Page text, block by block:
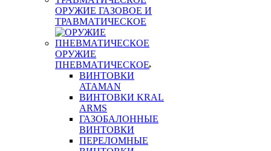
ОРУЖИЕ ГАЗОВОЕ И
ТРАВМАТИЧЕСКОЕ
ОРУЖИЕ
ПНЕВМАТИЧЕСКОЕ
ВИНТОВКИ
ATAMAN
ВИНТОВКИ KRAL
ARMS
ГАЗОБАЛОННЫЕ
ВИНТОВКИ
ПЕРЕЛОМНЫЕ